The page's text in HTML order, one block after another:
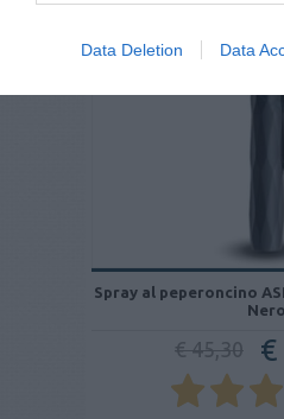
Data Deletion Data
Spray al peperoncino
Nero
€ 45,30 €